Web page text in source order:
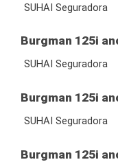
SUHAI Seguradora
Burgman 125i
SUHAI Seguradora
Burgman 125i
SUHAI Seguradora
Burgman 125i